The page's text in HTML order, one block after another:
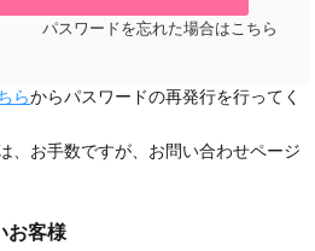
パスワードを忘れた場合はこちら
らからパスワードの再発行を行ってく
、お手数ですが、お問い合わせページ
お客様